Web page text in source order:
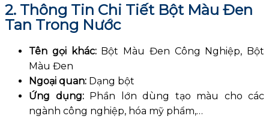
2. Thông Tin Chi Tiết Bột Màu Đen
Tan Trong Nước
Tên gọi khác:Bột Màu Đen Công Nghiệp, Bột
Màu Đen
Ngoại quan: Dạng bột
Ứng dụng:Phần lớn dùng tạo màu cho các
ngành công nghiệp, hóa mỹ phẩm,…